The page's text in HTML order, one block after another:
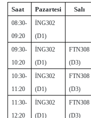
Saat
Pazartesi Salı
08:30-
09:20
İNG302
(D1)
09:30-
10:20
İNG302
(D1)
FTN308
(D3)
10:30-
11:20
İNG302
(D1)
FTN308
(D3)
11:30-
12:20
İNG302
(D1)
FTN308
(D3)